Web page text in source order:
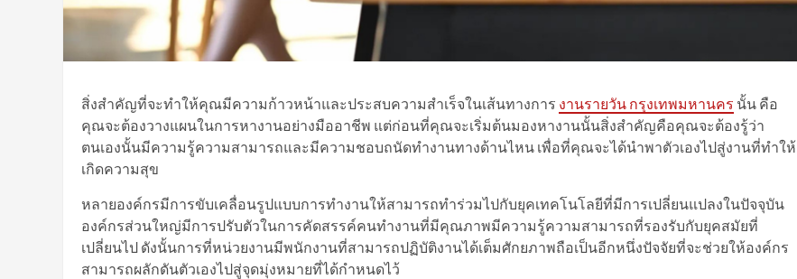
สิ่งสำคัญที่จะทำให้คุณมีความก้าวหน้าและประสบความสำเร็จในเส้นทางการ งานรายวัน กรุงเทพมหานคร นั้น คือ
คุณจะต้องวางแผนในการหางานอย่างมืออาชีพ แต่ก่อนที่คุณจะเริ่มต้นมองหางานนั้นสิ่งสำคัญคือคุณจะต้องรู้ว่า
ตนเองนั้นมีความรู้ความสามารถและมีความชอบถนัดทำงานทางด้านไหน เพื่อที่คุณจะได้นำพาตัวเองไปสู่งานที่ทำให้
เกิดความสุข
หลายองค์กรมีการขับเคลื่อนรูปแบบการทำงานให้สามารถทำร่วมไปกับยุคเทคโนโลยีที่มีการเปลี่ยนแปลงในปัจจุบัน
องค์กรส่วนใหญ่มีการปรับตัวในการคัดสรรค์คนทำงานที่มีคุณภาพมีความรู้ความสามารถที่รองรับกับยุคสมัยที่
เปลี่ยนไป ดังนั้นการที่หน่วยงานมีพนักงานที่สามารถปฏิบัติงานได้เต็มศักยภาพถือเป็นอีกหนึ่งปัจจัยที่จะช่วยให้องค์กร
สามารถผลักดันตัวเองไปสู่จุดมุ่งหมายที่ได้กำหนดไว้